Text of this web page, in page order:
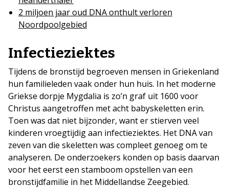
2 miljoen jaar oud DNA onthult verloren
Noordpoolgebied
Infectieziektes
Tijdens de bronstijd begroeven mensen in Griekenland
hun familieleden vaak onder hun huis. In het moderne
Griekse dorpje Mygdalia is zo’n graf uit 1600 voor
Christus aangetroffen met acht babyskeletten erin.
Toen was dat niet bijzonder, want er stierven veel
kinderen vroegtijdig aan infectieziektes. Het DNA van
zeven van die skeletten was compleet genoeg om te
analyseren. De onderzoekers konden op basis daarvan
voor het eerst een stamboom opstellen van een
bronstijdfamilie in het Middellandse Zeegebied.